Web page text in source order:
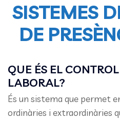
SISTEMES
DE
QUE ÉS EL
LABORAL?
És un sistema que permet
ordinàries i extraordinàries